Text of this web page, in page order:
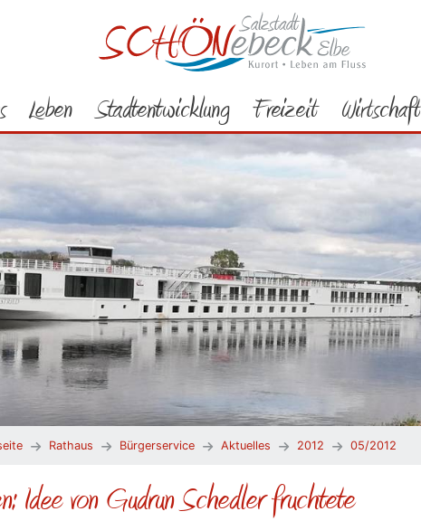
Leben Stadtentwicklung Freizeit Wirtschaft
Rathaus Bürgerservice Aktuelles 2012 05/2012
Idee von Gudrun Schedler fruchtete